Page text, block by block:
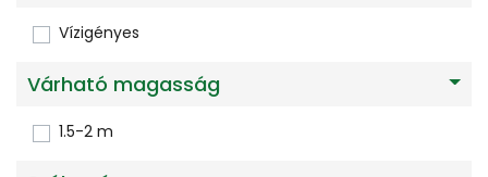
Vízigényes
Várható magasság
1.5-2 m